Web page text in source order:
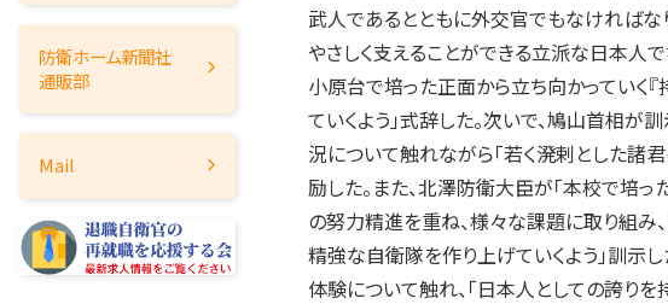
2014年
2012年
2011年
2009年
2008年
防衛ホーム新聞社
通販部
Mail
武人であるとともに外交官でもなければな
やさしく支えることができる立派な日本人
小原台で培った正面から立ち向かっていく
ていくよう」式辞した。次いで、鳩山首相
況について触れながら「若く溌剌とした諸
励した。また、北澤防衛大臣が「本校で培っ
の努力精進を重ね、様々な課題に取り組み
精強な自衛隊を作り上げていくよう」訓示
体験について触れ、「日本人としての誇り